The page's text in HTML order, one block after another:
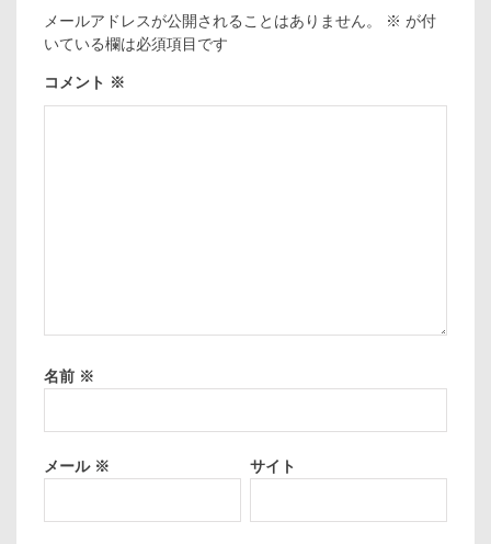
メールアドレスが公開されることはありません。 ※ が付
いている欄は必須項目です
コメント ※
名前 ※
メール ※ サイト